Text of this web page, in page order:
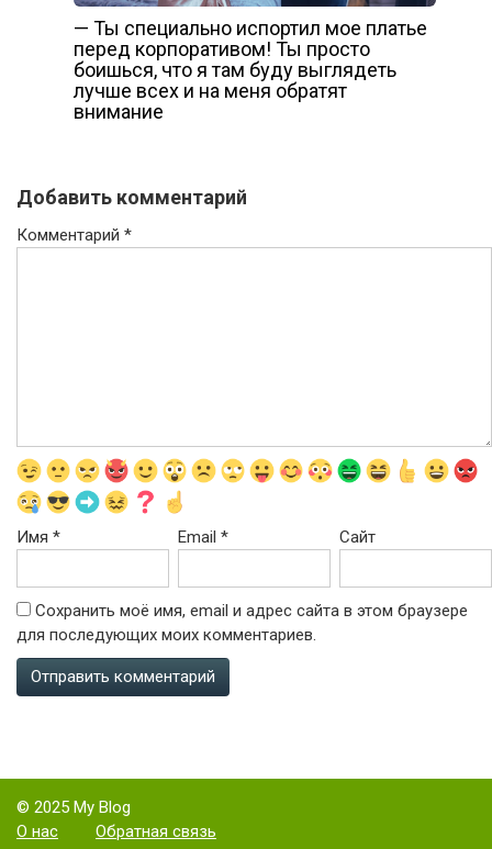
— Ты специально испортил мое платье
перед корпоративом! Ты просто
боишься, что я там буду выглядеть
лучше всех и на меня обратят
внимание
Добавить комментарий
Комментарий *
Имя * Email* Сайт
Сохранить моё имя, email и адрес сайта в этом браузере
для последующих моих комментариев.
© 2025 My Blog
О нас
Обратная связь